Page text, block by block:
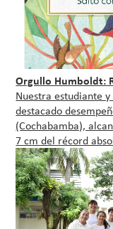
Orgullo Humboldt:
Nuestra estudiante
destacado
(Cochabamba),
7 cm del récord